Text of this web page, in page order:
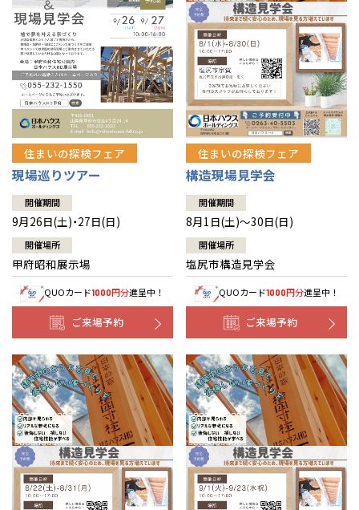
住まいの探検フェア
現場巡りツアー
開催期間
9月26日(土)・27日(日)
開催場所
甲府昭和展示場
QUOカード1000円分進呈中！
ご来場予約
住まいの探検フェア
構造現場見学会
開催期間
8月1日(土)～30日(日)
開催場所
塩尻市構造見学会
QUOカード1000円分進呈中！
ご来場予約